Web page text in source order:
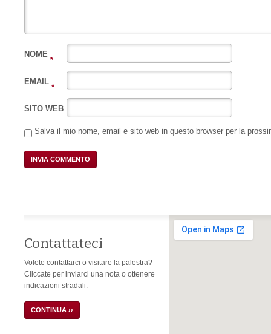
NOME
*
EMAIL
*
SITO WEB
Salva il mio nome, email e sito web in questo browser per la
Contattateci
Volete contattarci o visitare la palestra?
Cliccate per inviarci una nota o ottenere
indicazioni stradali.
CONTINUA ››